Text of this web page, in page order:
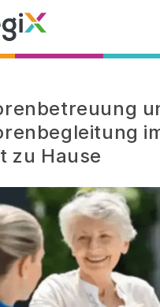
zu Hause